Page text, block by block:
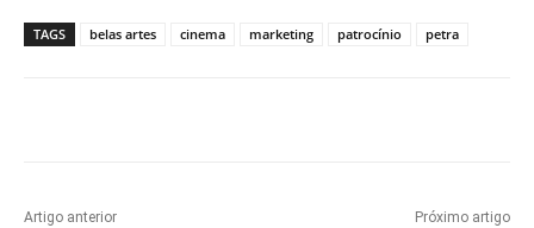
TAGS belas artes cinema marketing patrocínio petra
Artigo anterior Próximo artigo